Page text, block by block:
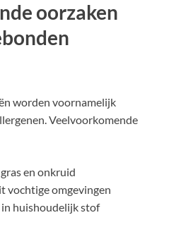
oorzaken
worden voornamelijk
Veelvoorkomende
en onkruid
vochtige omgevingen
huishoudelijk stof